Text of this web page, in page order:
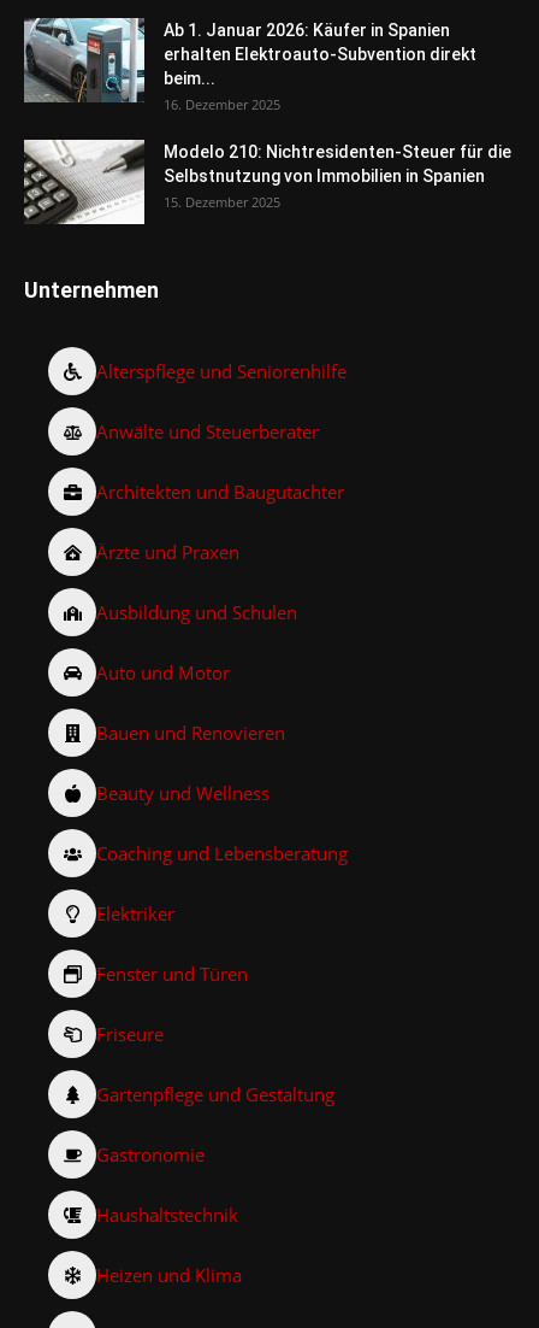
Ab 1. Januar 2026: Käufer in Spanien
erhalten Elektroauto-Subvention direkt
beim...
16. Dezember 2025
Modelo 210: Nichtresidenten-Steuer für die
Selbstnutzung von Immobilien in Spanien
15. Dezember 2025
Unternehmen
Alterspflege und Seniorenhilfe
Anwälte und Steuerberater
Architekten und Baugutachter
Ärzte und Praxen
Ausbildung und Schulen
Auto und Motor
Bauen und Renovieren
Beauty und Wellness
Coaching und Lebensberatung
Elektriker
Fenster und Türen
Friseure
Gartenpflege und Gestaltung
Gastronomie
Haushaltstechnik
Heizen und Klima